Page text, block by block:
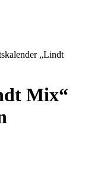
„Lindt
Mix“